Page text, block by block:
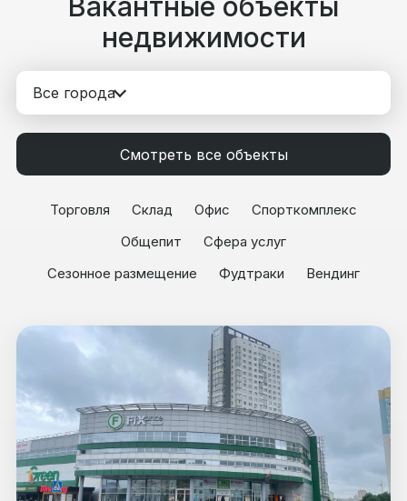
недвижимости
Все города
Смотреть все объекты
Торговля Склад Офис
Спорткомплекс
Общепит
Сфера услуг
Сезонное размещение
Фудтраки Вендинг